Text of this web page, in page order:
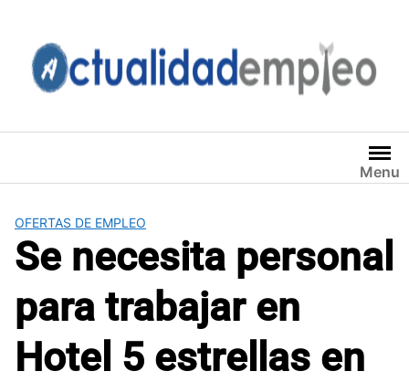
contenido
Menu
OFERTAS DE EMPLEO
Se necesita personal
para trabajar en
Hotel 5 estrellas en